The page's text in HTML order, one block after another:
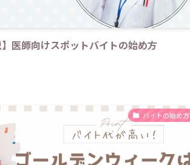
】医師向けスポットバイトの始め方
バイトの始め方